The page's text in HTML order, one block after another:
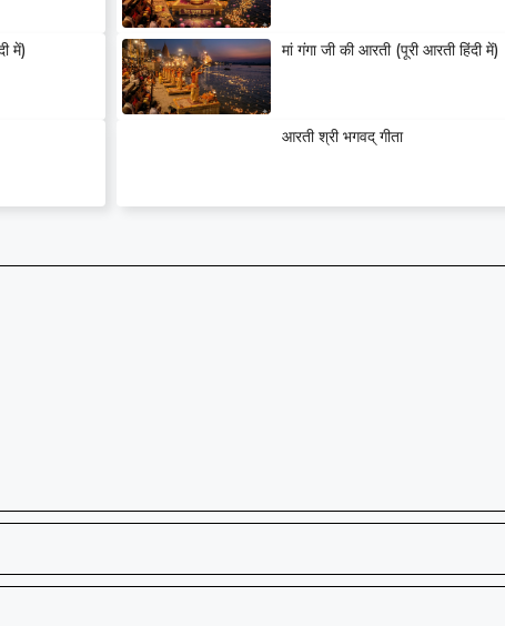
में) मां गंगा जी की आरती (पूरी आरती हिंदी में)
आरती श्री भगवद् गीता